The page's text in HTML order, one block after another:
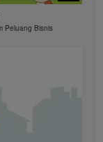
Peluang Bisnis